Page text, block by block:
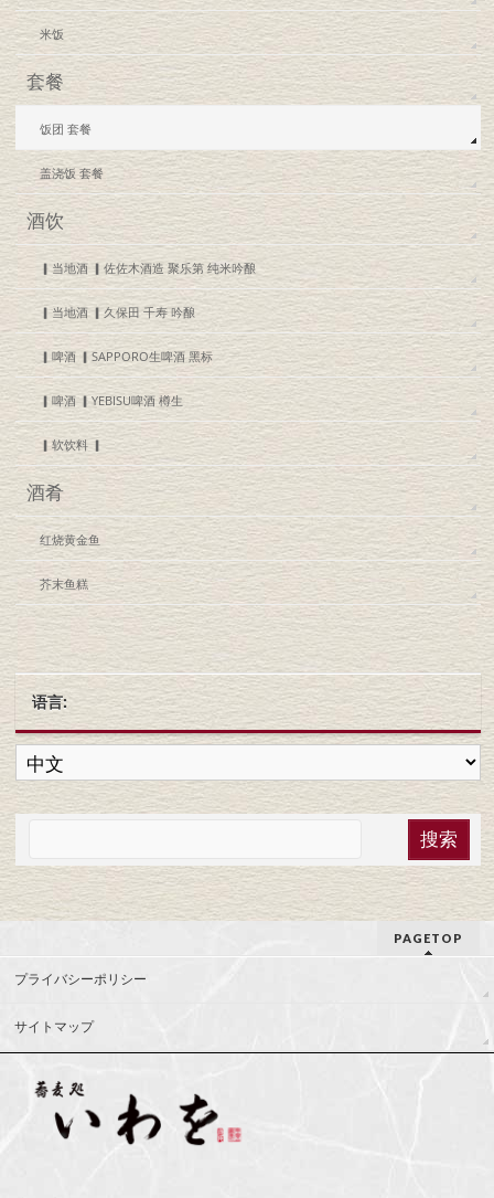
米饭
套餐
饭团 套餐
盖浇饭 套餐
酒饮
▎当地酒 ▎佐佐木酒造 聚乐第 纯米吟酿
▎当地酒 ▎久保田 千寿 吟酿
▎啤酒 ▎SAPPORO生啤酒 黑标
▎啤酒 ▎YEBISU啤酒 樽生
▎软饮料 ▎
酒肴
红烧黄金鱼
芥末鱼糕
语言:
PAGETOP
プライバシーポリシー
サイトマップ